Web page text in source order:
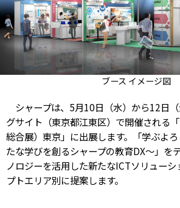
ブース イメージ図
シャープは、5月10日（水）から12日
グサイト（東京都江東区）で開催される
総合展）東京」に出展します。「学ぶよ
たな学びを創るシャープの教育DX～」を
ノロジーを活用した新たなICTソリュー
プトエリア別に提案します。